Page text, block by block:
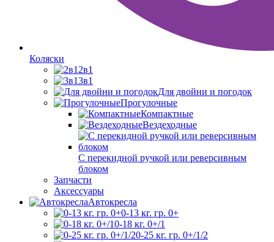
Коляски
2в1
3в1
Для двойни и погодок
Прогулочные
Компактные
Вездеходные
С перекидной ручкой или реверсивным
блоком
Запчасти
Аксессуары
Автокресла
0-13 кг. гр. 0+
0-18 кг. 0+/1
0-25 кг. гр. 0+/1/2